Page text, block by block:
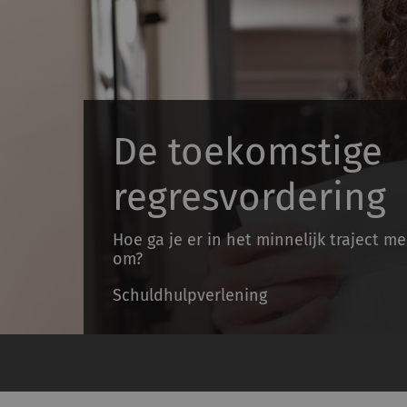
De toekomstige
regresvordering
Hoe ga je er in het minnelijk traject
om?
Schuldhulpverlening